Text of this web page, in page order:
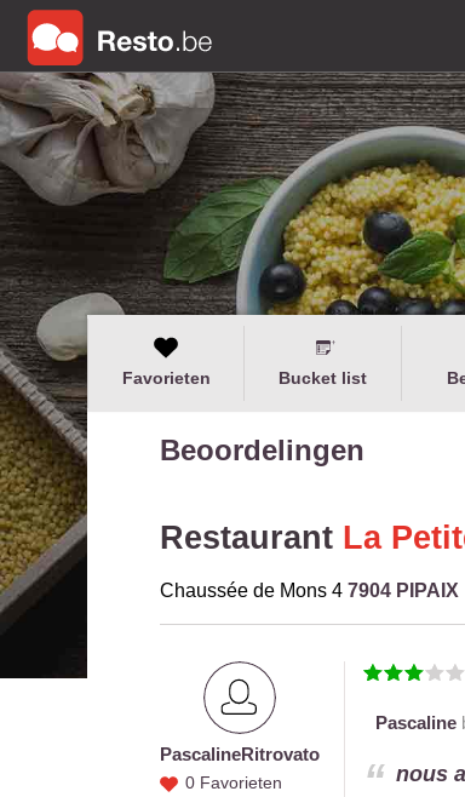
Favorieten Bucket list
Beoordelingen
Restaurant La
Chaussée de Mons 4 7904 PIPAIX
Pascaline
Ritrovato
PascalineRitrovato
0 Favorieten
Pascaline
nous